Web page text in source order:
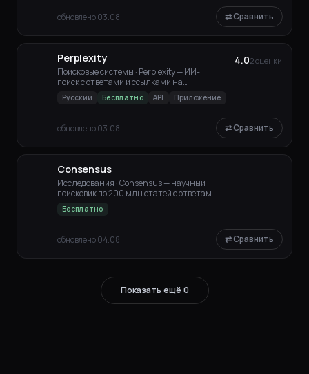
обновлено 03.08 ⇄ Сравнить
Perplexity
Поисковые системы · Perplexity — ИИ-
поиск с ответами и ссылками на
источники. Тарифы, Deep
Русский Бесплатно API Приложение
4.02 оценки
обновлено 03.08 ⇄ Сравнить
Consensus
Исследования · Consensus — научный
поисковик по 200 млн статей с ответами
и ссылками.
Бесплатно
обновлено 04.08 ⇄ Сравнить
Показать ещё 0